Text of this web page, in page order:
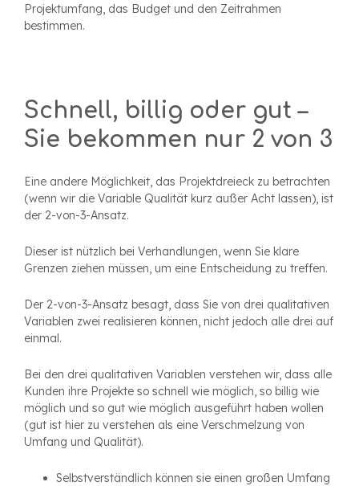
Projektumfang, das Budget und den Zeitrahmen
bestimmen.
Schnell, billig oder gut –
Sie bekommen nur 2 von 3
Eine andere Möglichkeit, das Projektdreieck zu betrachten
(wenn wir die Variable Qualität kurz außer Acht lassen), ist
der 2-von-3-Ansatz.
Dieser ist nützlich bei Verhandlungen, wenn Sie klare
Grenzen ziehen müssen, um eine Entscheidung zu treffen.
Der 2-von-3-Ansatz besagt, dass Sie von drei qualitativen
Variablen zwei realisieren können, nicht jedoch alle drei auf
einmal.
Bei den drei qualitativen Variablen verstehen wir, dass alle
Kunden ihre Projekte so schnell wie möglich, so billig wie
möglich und so gut wie möglich ausgeführt haben wollen
(gut ist hier zu verstehen als eine Verschmelzung von
Umfang und Qualität).
Selbstverständlich können sie einen großen Umfang